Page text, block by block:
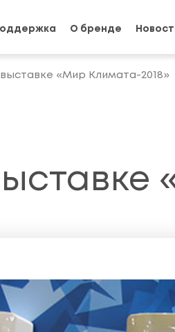
О бренде
«Мир Климата-2018»